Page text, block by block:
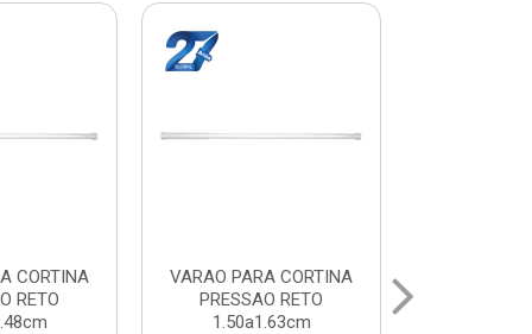
CORTINA
RETO
VARAL PARA TETO
MAXEB ACO 1.40m